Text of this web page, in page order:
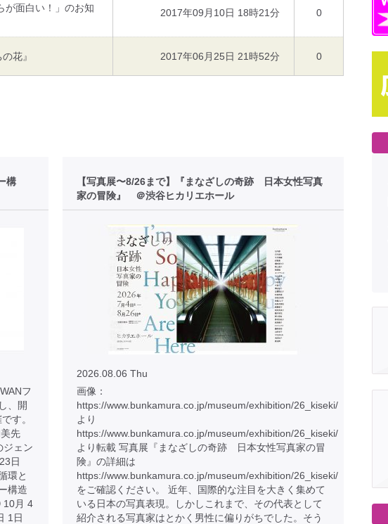
面白い！」のお知
2017年09月10日 18時21分 0
花』 2017年06月25日 21時52分 0
構
フ
、開
す。
先
ェン
23日
環と
構造
10月 4
1日
【写真展〜8/26まで】『まなざしの奇跡 日本女性写真
家の冒険』 ＠渋谷ヒカリエホール
2026.08.06 Thu
画像：
https://www.bunkamura.co.jp/museum/exhibition/26_kiseki/
より
https://www.bunkamura.co.jp/museum/exhibition/26_kiseki/
より転載 写真展『まなざしの奇跡 日本女性写真家の冒
険』の詳細は
https://www.bunkamura.co.jp/museum/exhibition/26_kiseki/
をご確認ください。 近年、国際的な注目を大きく集めて
いる日本の写真表現。しかしこれまで、その代表として
紹介される写真家はとかく男性に偏りがちでした。そう